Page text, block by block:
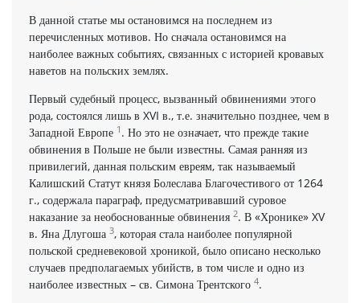
В данной статье мы остановимся на последнем из
перечисленных мотивов. Но сначала остановимся на
наиболее важных событиях, связанных с историей кровавых
наветов на польских землях.
Первый судебный процесс, вызванный обвинениями этого
рода, состоялся лишь в XVI в., т.е. значительно позднее, чем в
Западной Европе 1 . Но это не означает, что прежде такие
обвинения в Польше не были известны. Самая ранняя из
привилегий, данная польским евреям, так называемый
Калишский Статут князя Болеслава Благочестивого от 1264
г., содержала параграф, предусматривавший суровое
наказание за необоснованные обвинения 2. В «Хронике» XV
в. Яна Длугоша 3, которая стала наиболее популярной
польской средневековой хроникой, было описано несколько
случаев предполагаемых убийств, в том числе и одно из
наиболее известных – св. Симона Трентского 4.